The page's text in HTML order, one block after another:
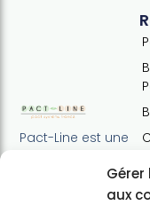
aux
Pact-Line est une
proposant des